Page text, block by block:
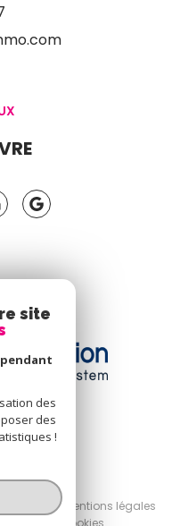
réservés
Mentions légales
site
des
des
!